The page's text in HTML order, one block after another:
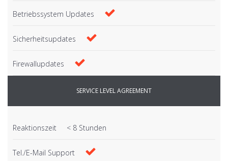
Betriebssystem Updates
Sicherheitsupdates
Firewallupdates
SERVICE LEVEL AGREEMENT
Reaktionszeit < 8 Stunden
Tel./E-Mail Support